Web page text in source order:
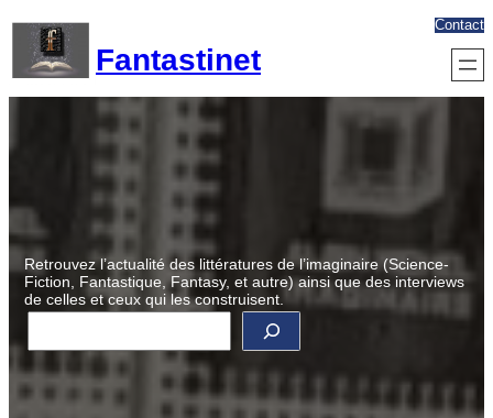
contenu
Fantastinet
Contact
Retrouvez l’actualité des littératures de l’imaginaire (Science-
Fiction, Fantastique, Fantasy, et autre) ainsi que des interviews
de celles et ceux qui les construisent.
R
c
h
e
r